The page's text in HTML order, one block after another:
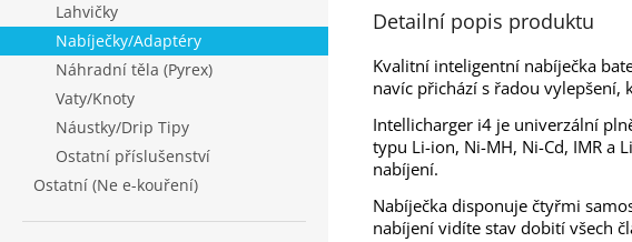
Lahvičky
Nabíječky/Adaptéry
Náhradní těla (Pyrex)
Vaty/Knoty
Náustky/Drip Tipy
Ostatní příslušenství
Ostatní (Ne e-kouření)
Detailní popis produktu
Kvalitní inteligentní nabíječka
navíc přichází s řadou
Intellicharger i4 je univerzální
typu Li-ion, Ni-MH, Ni-Cd, IMR a
nabíjení.
Nabíječka disponuje čtyřmi
nabíjení vidíte stav dobití všech